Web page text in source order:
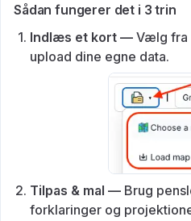
Sådan fungerer det i 3 trin
Indlæs et kort — Vælg fra
upload dine egne data.
Tilpas & mal — Brug
forklaringer og